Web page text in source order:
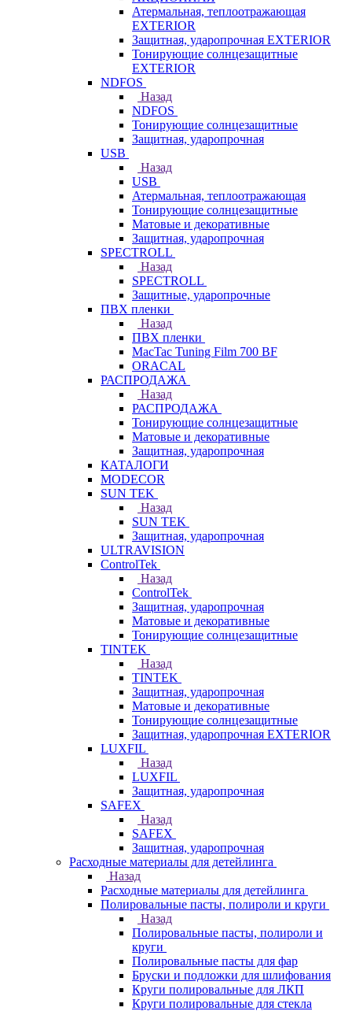
Атермальная, теплоотражающая
EXTERIOR
Защитная, ударопрочная EXTERIOR
Тонирующие солнцезащитные
EXTERIOR
NDFOS
Назад
NDFOS
Тонирующие солнцезащитные
Защитная, ударопрочная
USB
Назад
USB
Атермальная, теплоотражающая
Тонирующие солнцезащитные
Матовые и декоративные
Защитная, ударопрочная
SPECTROLL
Назад
SPECTROLL
Защитные, ударопрочные
ПВХ пленки
Назад
ПВХ пленки
MacTac Tuning Film 700 BF
ORACAL
РАСПРОДАЖА
Назад
РАСПРОДАЖА
Тонирующие солнцезащитные
Матовые и декоративные
Защитная, ударопрочная
КАТАЛОГИ
MODECOR
SUN TEK
Назад
SUN TEK
Защитная, ударопрочная
ULTRAVISION
ControlTek
Назад
ControlTek
Защитная, ударопрочная
Матовые и декоративные
Тонирующие солнцезащитные
TINTEK
Назад
TINTEK
Защитная, ударопрочная
Матовые и декоративные
Тонирующие солнцезащитные
Защитная, ударопрочная EXTERIOR
LUXFIL
Назад
LUXFIL
Защитная, ударопрочная
SAFEX
Назад
SAFEX
Защитная, ударопрочная
Расходные материалы для детейлинга
Назад
Расходные материалы для детейлинга
Полировальные пасты, полироли и круги
Назад
Полировальные пасты, полироли и
круги
Полировальные пасты для фар
Бруски и подложки для шлифования
Круги полировальные для ЛКП
Круги полировальные для стекла